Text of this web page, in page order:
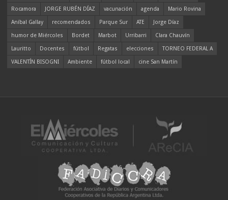
Rocamora
JORGE RUBÉN DÍAZ vacunación agenda
Mario Rovina
Aníbal Gallay
recomendados Parque Sur ATE
Jorge Díaz
humor de Miércoles
Bordet Marbot Urribarri
Clara Chauvín
Lauritto
Docentes fútbol Regatas elecciones
TORNEO FEDERAL A
VALENTÍN BISOGNI
Ambiente fútbol local cine San Martín